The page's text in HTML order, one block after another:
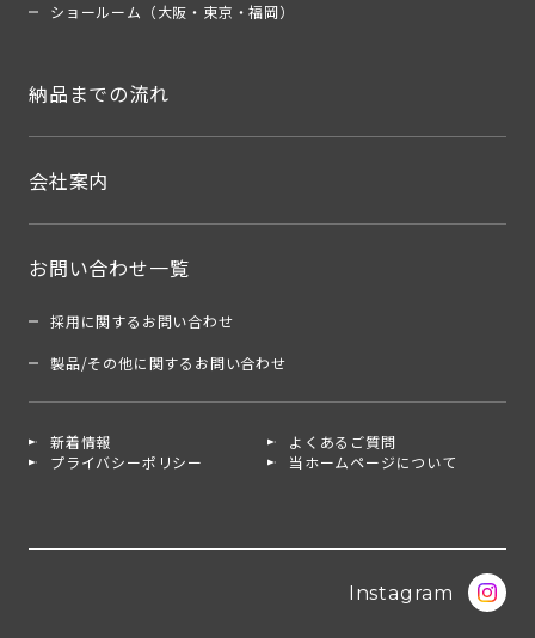
ショールーム（大阪・東京・福岡）
納品までの流れ
会社案内
お問い合わせ一覧
採用に関するお問い合わせ
製品/その他に関するお問い合わせ
新着情報
よくあるご質問
プライバシーポリシー
当ホームページについて
Instagram